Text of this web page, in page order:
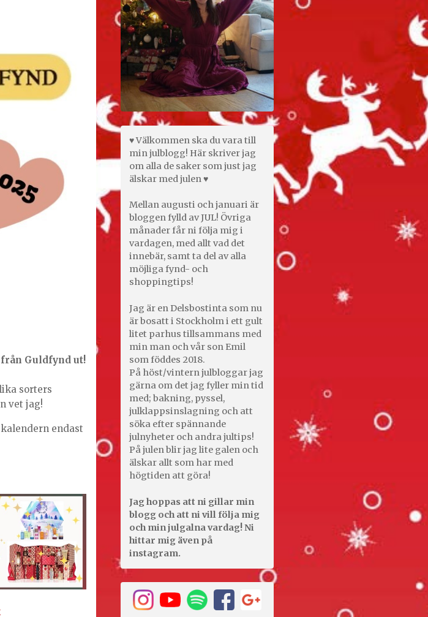
från Guldfynd ut!
sorters
vet jag!
endast
♥ Välkommen ska du vara till
min julblogg! Här skriver jag
om alla de saker som just jag
älskar med julen ♥
Mellan augusti och januari är
bloggen fylld av JUL! Övriga
månader får ni följa mig i
vardagen, med allt vad det
innebär, samt ta del av alla
möjliga fynd- och
shoppingtips!
Jag är en Delsbostinta som nu
är bosatt i Stockholm i ett gult
litet parhus tillsammans med
min man och vår son Emil
som föddes 2018.
På höst/vintern julbloggar jag
gärna om det jag fyller min tid
med; bakning, pyssel,
julklappsinslagning och att
söka efter spännande
julnyheter och andra jultips!
På julen blir jag lite galen och
älskar allt som har med
högtiden att göra!
Jag hoppas att ni gillar min
blogg och att ni vill följa mig
och min julgalna vardag! Ni
hittar mig även på
instagram.